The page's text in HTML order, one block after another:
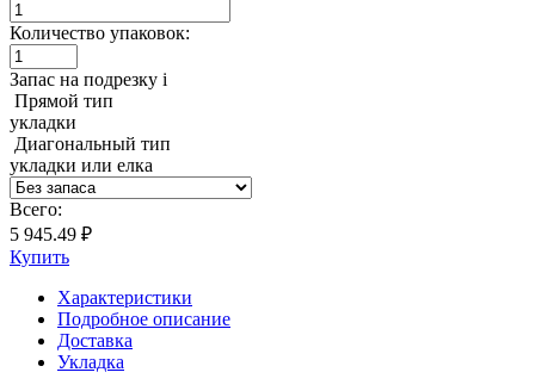
Количество упаковок:
Запас на подрезку i
Прямой тип
укладки
Диагональный тип
укладки или елка
Всего:
5 945.49 ₽
Купить
Характеристики
Подробное описание
Доставка
Укладка